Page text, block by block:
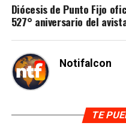
Diócesis de Punto Fijo
527° aniversario del
Notifalcon
TE